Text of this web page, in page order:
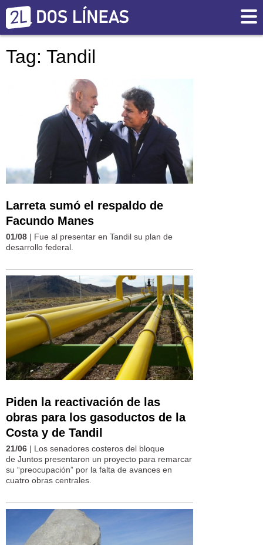
Tag: Tandil
Larreta sumó el respaldo de
Facundo Manes
01/08 | Fue al presentar en Tandil su plan de
desarrollo federal.
Piden la reactivación de las
obras para los gasoductos de la
Costa y de Tandil
21/06 | Los senadores costeros del bloque
de Juntos presentaron un proyecto para remarcar
su “preocupación” por la falta de avances en
cuatro obras centrales.